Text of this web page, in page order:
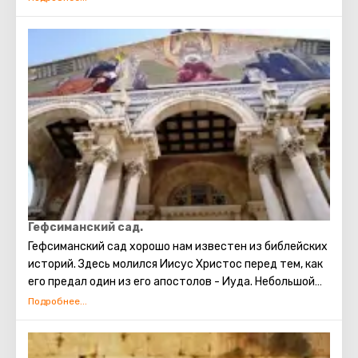
апостолы Христа заговорили на множестве разных
языков и отправились по миру проповедовать Новый
завет. Сцена Тайной Вечери нашла отражение в
работах знаменитых художников и иконописцев.
Гефсиманский сад.
Гефсиманский сад хорошо нам известен из библейских
историй. Здесь молился Иисус Христос перед тем, как
его предал один из его апостолов - Иуда. Небольшой
огороженный сад с оливковыми деревьями, которые,
свидетелями событий, развернувшихся в ночь после
Тайной Вечери. На территории сада в начале ХХ века